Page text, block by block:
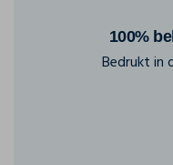
100%
Bedrukt in